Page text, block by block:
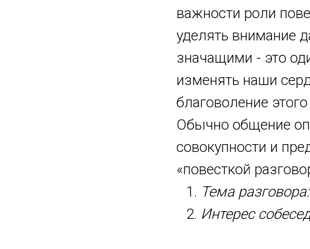
важности роли
уделять внимание
значащими - это
изменять наши
благоволение
Обычно общение
совокупности и
«повесткой
Тема разговора:
Интерес